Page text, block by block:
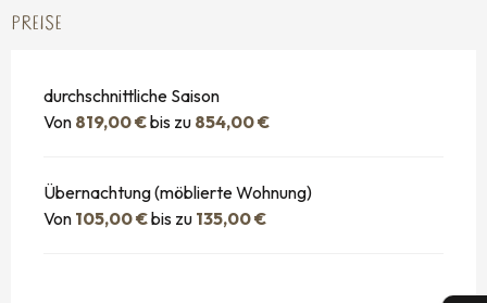
PREISE
durchschnittliche Saison
Von 819,00 €bis zu 854,00 €
Übernachtung (möblierte Wohnung)
Von 105,00 €bis zu 135,00 €